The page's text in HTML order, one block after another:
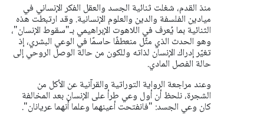
منذ القدم، شغلت ثنائية الجسد والعقل الفكر الإنساني في
ميادين الفلسفة والدين والعلوم الإنسانية. وقد ارتبطت هذه
الثنائية بما يُعرف في اللاهوت الإبراهيمي بـ"سقوط الإنسان"،
وهو الحدث الذي مثّل منعطفًا حاسمًا في الوعي البشري، إذ
تغيّر إدراك الإنسان لذاته وللكون من حالة الوصل الروحي إلى
حالة الفصل المادي.
وعند مراجعة الرواية التوراتية والقرآنية عن الأكل من
الشجرة، نلحظ أن أول وعي طرأ على الإنسان بعد المخالفة
كان وعي الجسد: "فانفتحت أعينهما وعلما أنهما عريانان".